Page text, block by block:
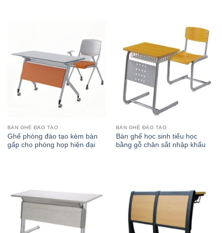
BÀN GHẾ ĐÀO TẠO
Ghế phòng đào tạo kèm bàn
gấp cho phòng họp hiện đại
BÀN GHẾ ĐÀO TẠO
Bàn ghế học sinh tiểu học
bằng gỗ chân sắt nhập khẩu